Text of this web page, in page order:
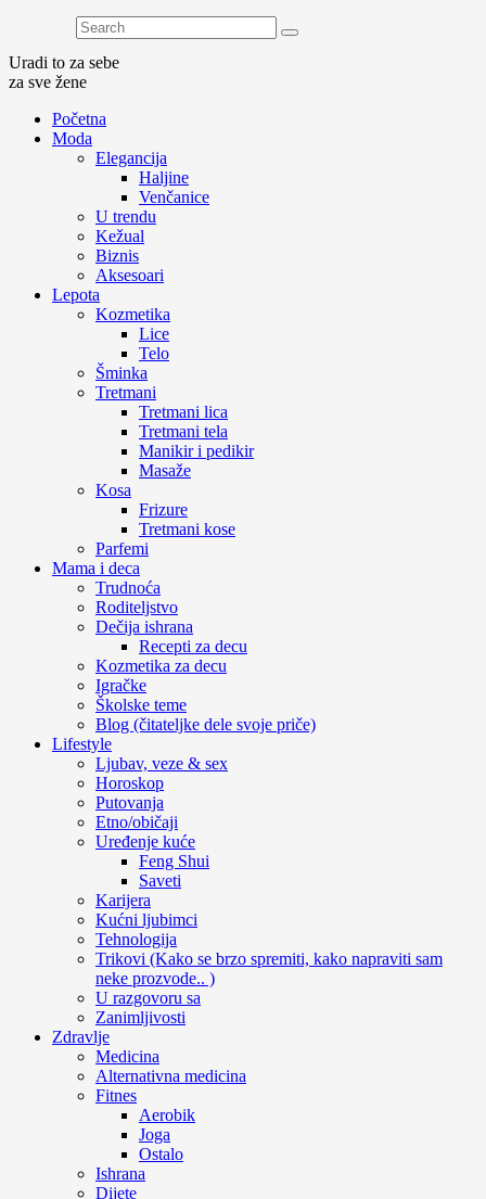
Uradi to za sebe
za sve žene
Početna
Moda
Elegancija
Haljine
Venčanice
U trendu
Kežual
Biznis
Aksesoari
Lepota
Kozmetika
Lice
Telo
Šminka
Tretmani
Tretmani lica
Tretmani tela
Manikir i pedikir
Masaže
Kosa
Frizure
Tretmani kose
Parfemi
Mama i deca
Trudnoća
Roditeljstvo
Dečija ishrana
Recepti za decu
Kozmetika za decu
Igračke
Školske teme
Blog (čitateljke dele svoje priče)
Lifestyle
Ljubav, veze & sex
Horoskop
Putovanja
Etno/običaji
Uređenje kuće
Feng Shui
Saveti
Karijera
Kućni ljubimci
Tehnologija
Trikovi (Kako se brzo spremiti, kako napraviti sam
neke prozvode.. )
U razgovoru sa
Zanimljivosti
Zdravlje
Medicina
Alternativna medicina
Fitnes
Aerobik
Joga
Ostalo
Ishrana
Dijete